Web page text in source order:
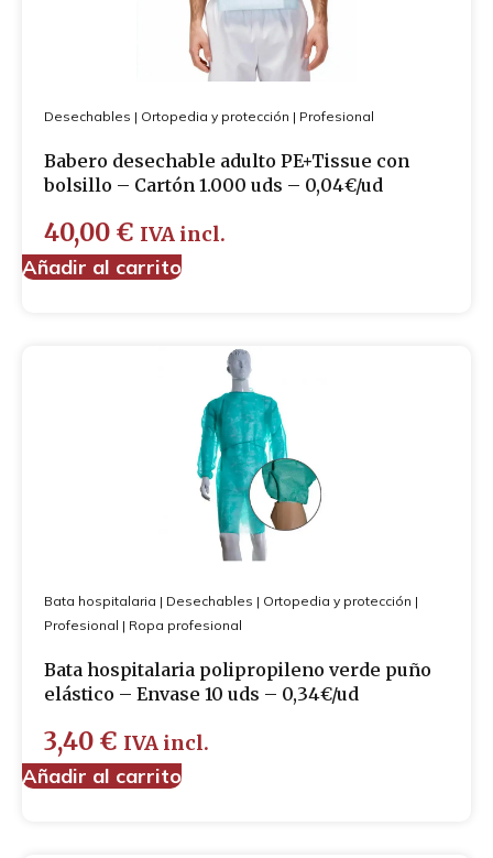
Desechables | Ortopedia y protección | Profesional
Babero desechable adulto PE+Tissue con
bolsillo – Cartón 1.000 uds – 0,04€/ud
40,00 € IVA incl.
Añadir al carrito
Bata hospitalaria | Desechables | Ortopedia y protección |
Profesional | Ropa profesional
Bata hospitalaria polipropileno verde puño
elástico – Envase 10 uds – 0,34€/ud
3,40 € IVA incl.
Añadir al carrito